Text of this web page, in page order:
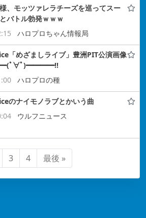
、モッツァレラチーズを巡ってスー
バトル勃発ｗｗｗ
ハロプロちゃん情報局
「めざましライブ」豊洲PIT公演画像
ﾟ∀ﾟ)━━━━!!
ハロプロの種
のナイモノラブとかいう曲
ウルフニュース
3 4 最後 »